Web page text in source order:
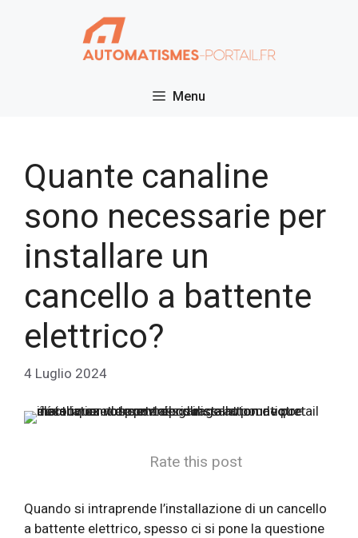
Menu
Quante canaline
sono necessarie per
installare un
cancello a battente
elettrico?
4 Luglio 2024
Rate this post
Quando si intraprende l’installazione di un cancello
a battente elettrico, spesso ci si pone la questione